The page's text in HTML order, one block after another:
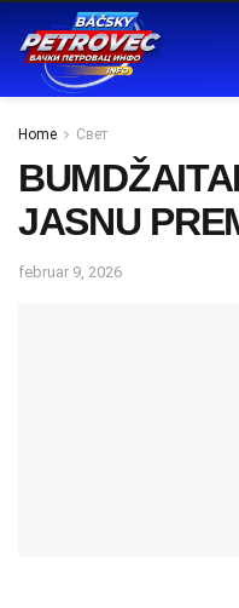
Home Свет
JASNU
februar 9, 2026